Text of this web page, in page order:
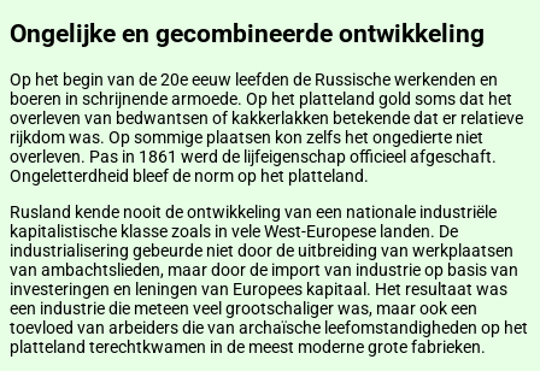
Ongelijke en gecombineerde ontwikkeling
Op het begin van de 20e eeuw leefden de Russische werkenden en
boeren in schrijnende armoede. Op het platteland gold soms dat het
overleven van bedwantsen of kakkerlakken betekende dat er relatieve
rijkdom was. Op sommige plaatsen kon zelfs het ongedierte niet
overleven. Pas in 1861 werd de lijfeigenschap officieel afgeschaft.
Ongeletterdheid bleef de norm op het platteland.
Rusland kende nooit de ontwikkeling van een nationale industriële
kapitalistische klasse zoals in vele West-Europese landen. De
industrialisering gebeurde niet door de uitbreiding van werkplaatsen
van ambachtslieden, maar door de import van industrie op basis van
investeringen en leningen van Europees kapitaal. Het resultaat was
een industrie die meteen veel grootschaliger was, maar ook een
toevloed van arbeiders die van archaïsche leefomstandigheden op het
platteland terechtkwamen in de meest moderne grote fabrieken.